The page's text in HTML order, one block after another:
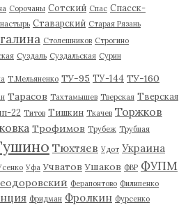
Сорочаны Сотский Спас Спасск-
Ставарский Старая Рязань
Столешников Строгино
Суздаль Суздальская Сурин
Т.Мельяненко ТУ-95 ТУ-144 ТУ-160
Тарасов Тахтамышев Тверская Тверская
22 Титов Тишкин Ткачев Торжков
Трофимов Трубеж Трубная
Тюхтяев Удот Украина
Уфа Учватов Ушаков ФВР ФУПМ
Ферапонтово Филипенко
Фридман Фролкин Фурсенко